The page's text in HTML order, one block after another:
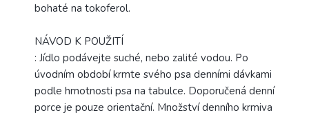
bohaté na tokoferol.
NÁVOD K POUŽITÍ
: Jídlo podávejte suché, nebo zalité vodou. Po
úvodním období krmte svého psa denními dávkami
podle hmotnosti psa na tabulce. Doporučená denní
porce je pouze orientační. Množství denního krmiva